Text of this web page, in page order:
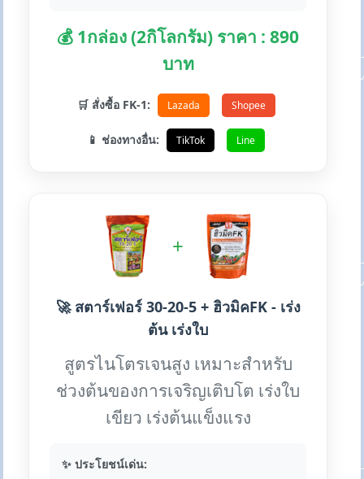
💰 1กล่อง (2กิโลกรัม) ราคา : 890
บาท
🛒 สั่งซื้อ FK-1: Lazada Shopee
📱 ช่องทางอื่น: TikTok Line
+
🚀 สตาร์เฟอร์ 30-20-5 + ฮิวมิคFK - เร่ง
ต้น เร่งใบ
สูตรไนโตรเจนสูง เหมาะสำหรับ
ช่วงต้นของการเจริญเติบโต เร่งใบ
เขียว เร่งต้นแข็งแรง
✨ ประโยชน์เด่น: